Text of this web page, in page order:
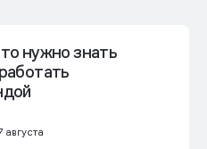
нужно знать
августа